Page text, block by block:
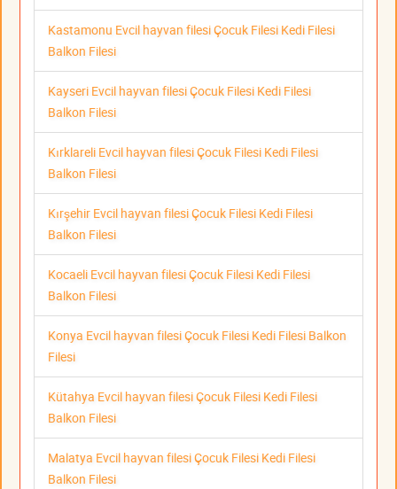
Kastamonu Evcil hayvan filesi Çocuk Filesi Kedi Filesi
Balkon Filesi
Kayseri Evcil hayvan filesi Çocuk Filesi Kedi Filesi
Balkon Filesi
Kırklareli Evcil hayvan filesi Çocuk Filesi Kedi Filesi
Balkon Filesi
Kırşehir Evcil hayvan filesi Çocuk Filesi Kedi Filesi
Balkon Filesi
Kocaeli Evcil hayvan filesi Çocuk Filesi Kedi Filesi
Balkon Filesi
Konya Evcil hayvan filesi Çocuk Filesi Kedi Filesi Balkon
Filesi
Kütahya Evcil hayvan filesi Çocuk Filesi Kedi Filesi
Balkon Filesi
Malatya Evcil hayvan filesi Çocuk Filesi Kedi Filesi
Balkon Filesi